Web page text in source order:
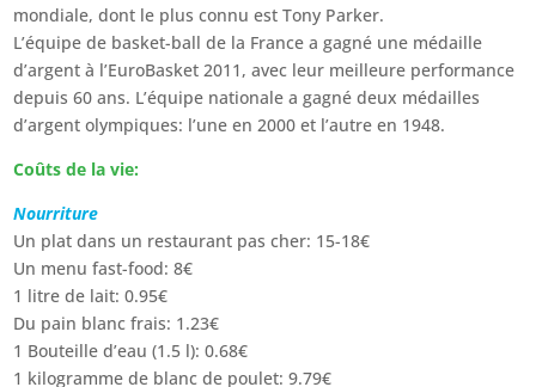
mondiale, dont le plus connu est Tony Parker.
L’équipe de basket-ball de la France a gagné une médaille
d’argent à l’EuroBasket 2011, avec leur meilleure performance
depuis 60 ans. L’équipe nationale a gagné deux médailles
d’argent olympiques: l’une en 2000 et l’autre en 1948.
Coûts de la vie:
Nourriture
Un plat dans un restaurant pas cher: 15-18€
Un menu fast-food: 8€
1 litre de lait: 0.95€
Du pain blanc frais: 1.23€
1 Bouteille d’eau (1.5 l): 0.68€
1 kilogramme de blanc de poulet: 9.79€